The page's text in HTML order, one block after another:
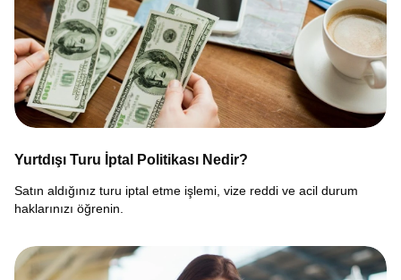
Yurtdışı Turu İptal Politikası Nedir?
Satın aldığınız turu iptal etme işlemi, vize reddi ve acil durum
haklarınızı öğrenin.